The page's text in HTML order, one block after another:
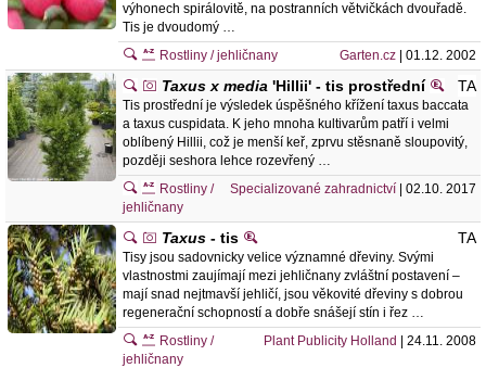
výhonech spirálovitě, na postranních větvičkách dvouřadě.
Tis je dvoudomý …
Garten.cz | 01.12. 2002
Rostliny / jehličnany
Taxus x media 'Hillii' - tis prostřední TA
Tis prostřední je výsledek úspěšného křížení taxus baccata
a taxus cuspidata. K jeho mnoha kultivarům patří i velmi
oblíbený Hillii, což je menší keř, zprvu stěsnaně sloupovitý,
později seshora lehce rozevřený …
Specializované zahradnictví | 02.10. 2017
Rostliny /
jehličnany
Taxus - tis TA
Tisy jsou sadovnicky velice významné dřeviny. Svými
vlastnostmi zaujímají mezi jehličnany zvláštní postavení –
mají snad nejtmavší jehličí, jsou věkovité dřeviny s dobrou
regenerační schopností a dobře snášejí stín i řez …
Plant Publicity Holland
| 24.11. 2008
Rostliny /
jehličnany